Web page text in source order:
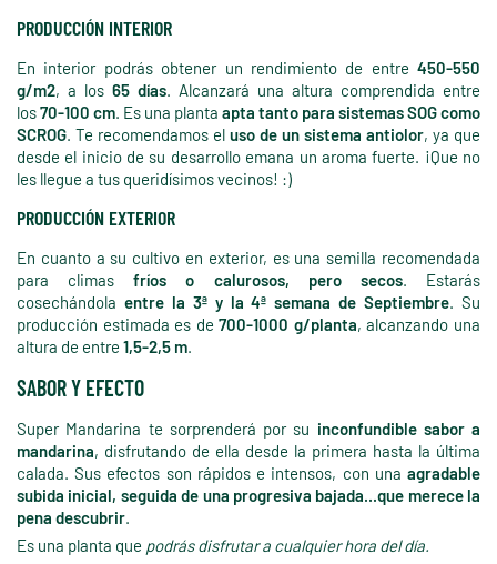
PRODUCCIÓN INTERIOR
En interior podrás obtener un rendimiento de entre 450-550
g/m2, a los 65 días. Alcanzará una altura comprendida entre
los70-100 cm. Es una planta apta tanto para sistemas SOG como
SCROG. Te recomendamos el uso de un sistema antiolor, ya que
desde el inicio de su desarrollo emana un aroma fuerte. ¡Que no
les llegue a tus queridísimos vecinos! :)
PRODUCCIÓN EXTERIOR
En cuanto a su cultivo en exterior, es una semilla recomendada
para climasfríos o calurosos, pero secos. Estarás
cosechándola entre la 3ª y la 4ª semana de Septiembre. Su
producción estimada es de700-1000 g/planta, alcanzando una
altura de entre 1,5-2,5 m.
SABOR Y EFECTO
Super Mandarina te sorprenderá por su inconfundible sabor a
mandarina, disfrutando de ella desde la primera hasta la última
calada. Sus efectos son rápidos e intensos, con una agradable
subida inicial, seguida de una progresiva bajada...que merece la
pena descubrir.
Es una planta que podrás disfrutar a cualquier hora del día.